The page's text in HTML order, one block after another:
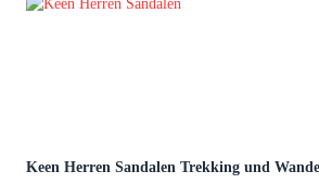
Keen Herren Sandalen Trekking und